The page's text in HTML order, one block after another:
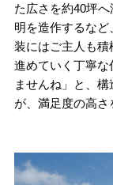
た広さを約40坪
明を造作するな
装にはご主人も積
進めていく丁寧な
ませんね」と、
が、満足度の高さ